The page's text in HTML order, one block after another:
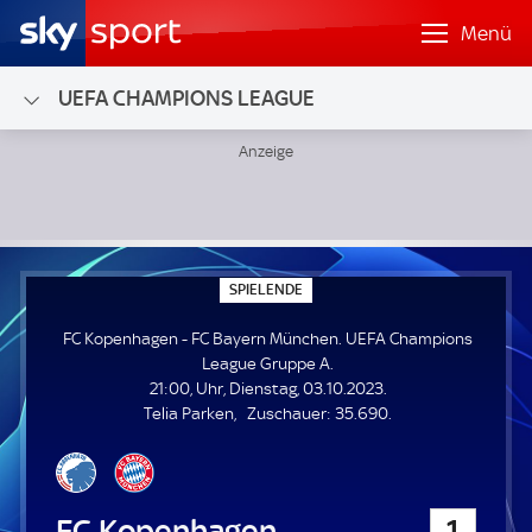
Menü
UEFA CHAMPIONS LEAGUE
FC Kopenhagen - FC Bayern München; UEFA Champions
SPIELENDE
P
E
E
N
E
FC Kopenhagen - FC Bayern München. UEFA Champions
League Gruppe A.
21:00, Uhr, Dienstag, 03.10.2023.
Telia Parken
Zuschauer: Z
35.690.